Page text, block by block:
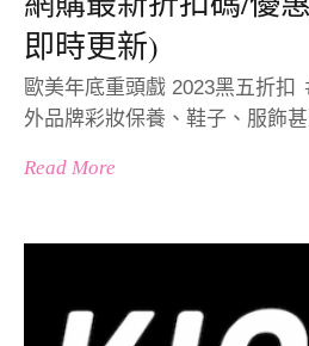
即時更新)
歐美年底重頭戲 2023黑五折扣
外品牌彩妝保養、鞋子、服飾
Read More